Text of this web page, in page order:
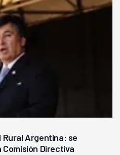
Rural Argentina: se
Comisión Directiva